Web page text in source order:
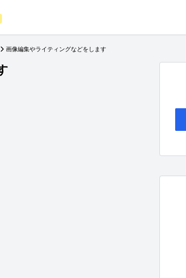
画像編集やライティングなどをします